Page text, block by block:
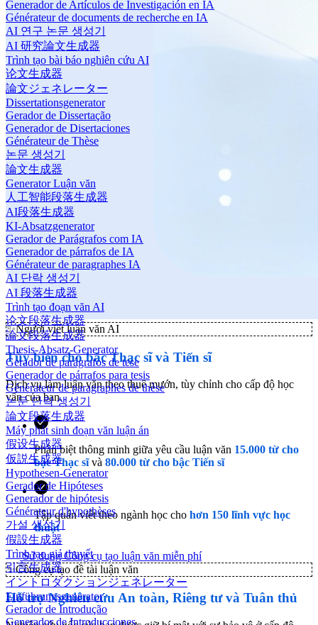
Generador de Artículos de Investigación en IA
Générateur de documents de recherche en IA
AI 연구 논문 생성기
AI 研究論文生成器
Trình tạo bài báo nghiên cứu AI
论文生成器
論文ジェネレーター
Dissertationsgenerator
Gerador de Dissertação
Generador de Disertaciones
Générateur de Thèse
논문 생성기
論文生成器
Generator Luận văn
人工智能段落生成器
AI段落生成器
KI-Absatzgenerator
Gerador de Parágrafos com IA
Generador de párrafos de IA
Générateur de paragraphes IA
AI 단락 생성기
AI 段落生成器
Trình tạo đoạn văn AI
论文段落生成器
論文段落生成器
Thesis-Absatz-Generator
Gerador de parágrafos de tese
Generador de párrafos para tesis
Générateur de paragraphes de thèse
논문 단락 생성기
論文段落生成器
Máy phát sinh đoạn văn luận án
假设生成器
仮説生成器
Hypothesen-Generator
Gerador de Hipóteses
Generador de hipótesis
Générateur d'hypothèses
가설 생성기
假設生成器
Trình tạo giả thuyết
引言生成器
イントロダクションジェネレーター
Einführungsgenerator
Gerador de Introdução
Generador de Introducciones
✨Người viết luận văn AI
Tùy biến cho bậc Thạc sĩ và Tiến sĩ
Dịch vụ làm luận văn theo thuê mướn, tùy chỉnh cho cấp độ học
vấn của bạn.
Phân biệt thông minh giữa yêu cầu luận văn 15.000 từ cho
bậc Thạc sĩvà 80.000 từ cho bậc Tiến sĩ
Tập quán viết theo ngành học cho hơn 150 lĩnh vực học
thuật
Sử dụng Công cụ tạo luận văn miễn phí
✨Công cụ tạo đề tài luận văn
Hỗ trợ Nghiên cứu An toàn, Riêng tư và Tuân thủ